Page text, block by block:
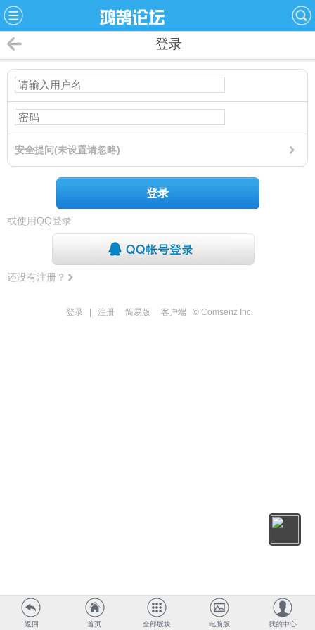
登录
安全提问(未设置请忽略)
登录
或使用QQ登录
还没有注册？
登录 注册 简易版 客户端 © Comsenz Inc.
返回 首页 全部版块 电脑版 我的中心